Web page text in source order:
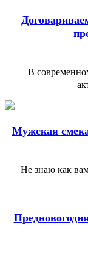
В
Мужская
Не знаю как